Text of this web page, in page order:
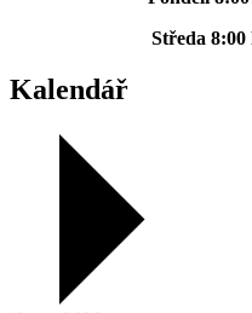
Středa 8:00
Kalendář